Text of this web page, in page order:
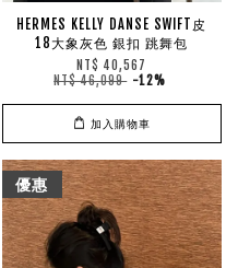
HERMES KELLY DANSE SWIFT皮
18大象灰色 銀扣 跳舞包
NT$ 40,567
NT$ 46,099 -12%
加入購物車
優惠